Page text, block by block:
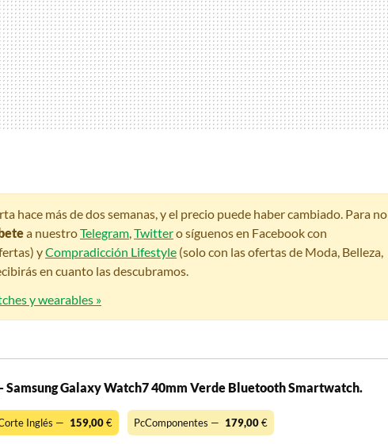
hace más de dos semanas, y el precio puede haber cambiado. Para no
a nuestroTelegram Twittero síguenos en Facebook con
yCompradicción Lifestyle (solo con las ofertas de Moda, Belleza,
en cuanto las descubramos.
y wearables »
Samsung Galaxy Watch7 40mm Verde Bluetooth Smartwatch.
Inglés — 159,00€ PcComponentes — 179,00€